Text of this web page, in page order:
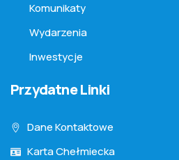
Komunikaty
Wydarzenia
Inwestycje
Przydatne Linki
Dane Kontaktowe
Karta Chełmiecka